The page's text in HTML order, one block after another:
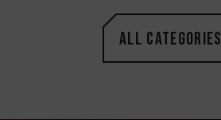
All categories